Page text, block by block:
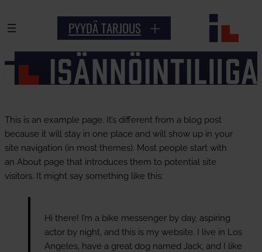
sisältöön
PYYDÄ TARJOUS
This is an example page. It’s different from a blog post
because it will stay in one place and will show up in your
site navigation (in most themes). Most people start with
an About page that introduces them to potential site
visitors. It might say something like this:
Hi there! I’m a bike messenger by day, aspiring
actor by night, and this is my website. I live in Los
Angeles, have a great dog named Jack, and I like